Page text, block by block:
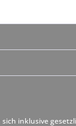
inklusive